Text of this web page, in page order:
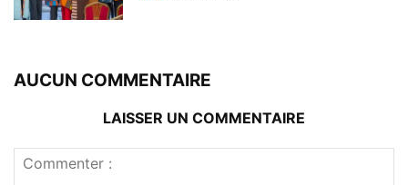
AUCUN COMMENTAIRE
LAISSER UN COMMENTAIRE